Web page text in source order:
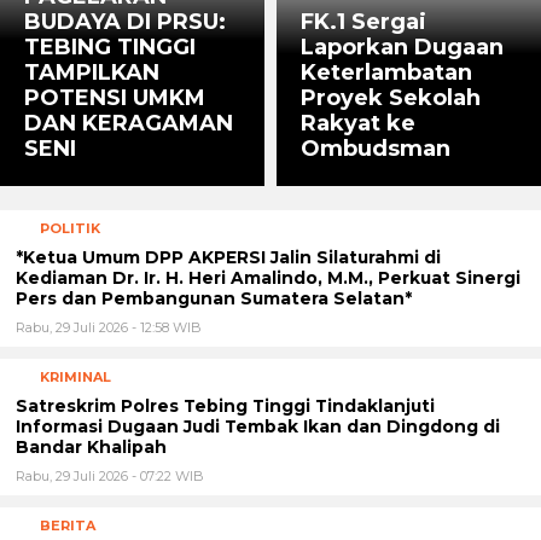
BUDAYA DI PRSU:
TEBING TINGGI
TAMPILKAN
POTENSI UMKM
DAN KERAGAMAN
SENI
FK.1 Sergai
Laporkan Dugaan
Keterlambatan
Proyek Sekolah
Rakyat ke
Ombudsman
POLITIK
*Ketua Umum DPP AKPERSI Jalin Silaturahmi di
Kediaman Dr. Ir. H. Heri Amalindo, M.M., Perkuat Sinergi
Pers dan Pembangunan Sumatera Selatan*
Rabu, 29 Juli 2026 - 12:58 WIB
KRIMINAL
Satreskrim Polres Tebing Tinggi Tindaklanjuti
Informasi Dugaan Judi Tembak Ikan dan Dingdong di
Bandar Khalipah
Rabu, 29 Juli 2026 - 07:22 WIB
BERITA